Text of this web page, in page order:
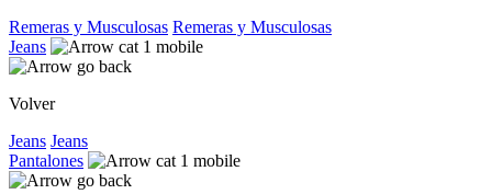
Remeras y Musculosas Remeras y Musculosas
Jeans
Volver
Jeans Jeans
Pantalones